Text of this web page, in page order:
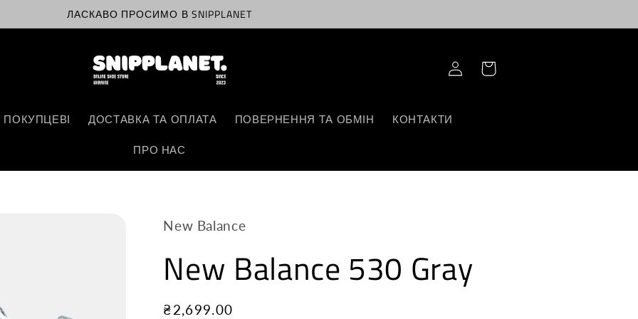
ЛАСКАВО ПРОСИМО В SNIPPLANET
ДОСТАВКА ТА ОПЛАТА ПОВЕРНЕННЯ ТА ОБМІН КОНТАКТИ
ПРО НАС
Log
in
Корзина
New Balance
New Balance 530 Gray
Звичайна
₴2,699.00